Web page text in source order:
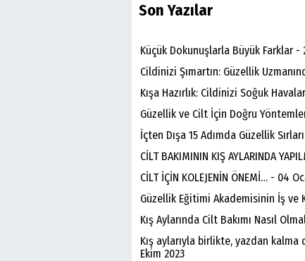
Son Yazılar
Küçük Dokunuşlarla Büyük Farklar -
Cildinizi Şımartın: Güzellik
Kışa Hazırlık: Cildinizi Soğuk
Güzellik ve Cilt İçin Doğru
İçten Dışa 15 Adımda Güzellik
CİLT BAKIMININ KIŞ AYLARINDA
CİLT İÇİN KOLEJENİN ÖNEMİ… - 04
Güzellik Eğitimi Akademisinin İş ve
Kış Aylarında Cilt Bakımı Nasıl
Kış aylarıyla birlikte, yazdan
Ekim 2023